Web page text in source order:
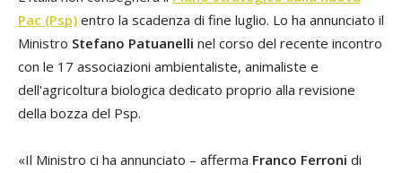
Pac (Psp) entro la scadenza di fine luglio. Lo ha annunciato il
Ministro Stefano Patuanelli nel corso del recente incontro
con le 17 associazioni ambientaliste, animaliste e
dell'agricoltura biologica dedicato proprio alla revisione
della bozza del Psp.
«Il Ministro ci ha annunciato – afferma Franco Ferroni di